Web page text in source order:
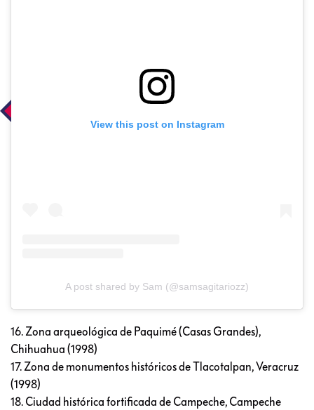
View this post on Instagram
A post shared by Sam (@samsagitariozz)
16. Zona arqueológica de Paquimé (Casas Grandes),
Chihuahua (1998)
17. Zona de monumentos históricos de Tlacotalpan, Veracruz
(1998)
18. Ciudad histórica fortificada de Campeche, Campeche